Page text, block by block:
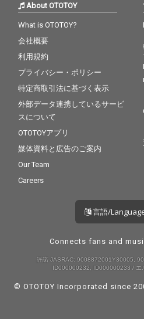
About OTOTOY
What is OTOTOY?
会社概要
利用規約
プライバシー・ポリシー
特定商取引法に基づく表示
外部データ連携しているサービ
スについて
OTOTOYアプリ
媒体資料と広告のご案内
Our Team
Careers
言語/
Connects fans and
許諾 JASRAC: 9008872001Y30005,
ID000000232, ID000000233 / エ
© OTOTOY Incorporated since